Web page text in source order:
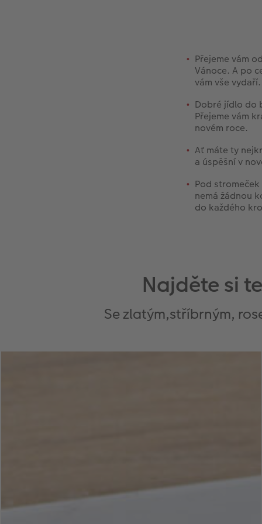
Přejeme vám
Vánoce. A po
vám vše vydaří.
Dobré jídlo do
Přejeme vám
novém roce.
Ať máte ty
a úspěšní v
Pod
nemá žádnou
do každého
Najděte si
Se zlatým,stříbrným,